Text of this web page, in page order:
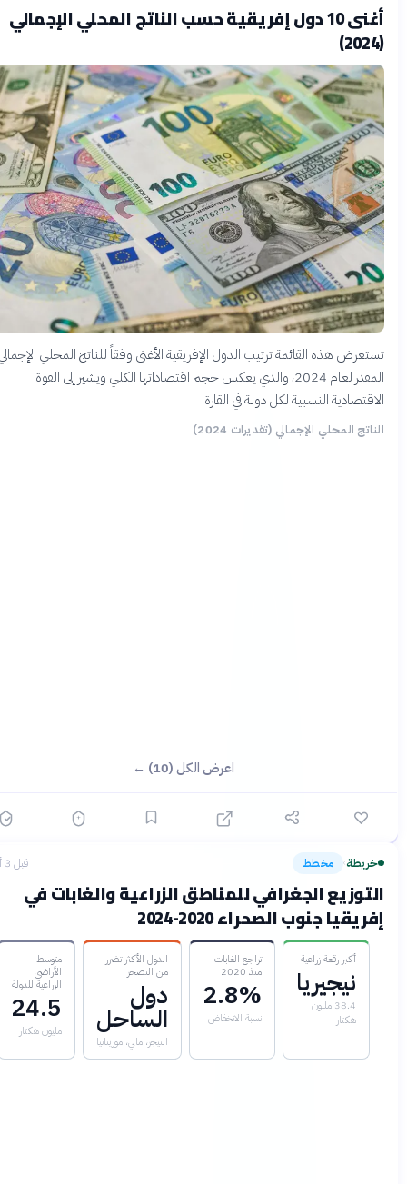
أغنى 10 دول إفريقية حسب الناتج المحلي الإجمالي
هذه القائمة ترتيب الدول الإفريقية الأغنى وفقاً للناتج المحلي الإجمالي
المقدر لعام 2024، والذي يعكس حجم اقتصاداتها الكلي ويشير إلى القوة
النسبية لكل دولة في القارة.
المحلي الإجمالي (تقديرات 2024)
اعرض الكل (10) ←
› مخطط
الجغرافي للمناطق الزراعية والغابات في
جنوب الصحراء 2020-2024
أكبر رقعة زراعية
نيجيريا
38.4 مليون
تراجع الغابات
2.8%
نسبة الانخفاض
الدول الأكثر تضررا
من التصحر
دول
الساحل
النيجر، مالي، موريتانيا
الزراعية للدولة
24.5
مليون هكتار